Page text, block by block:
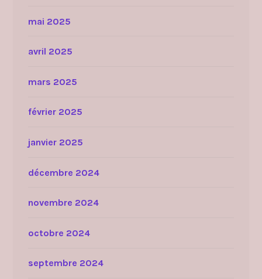
mai 2025
avril 2025
mars 2025
février 2025
janvier 2025
décembre 2024
novembre 2024
octobre 2024
septembre 2024